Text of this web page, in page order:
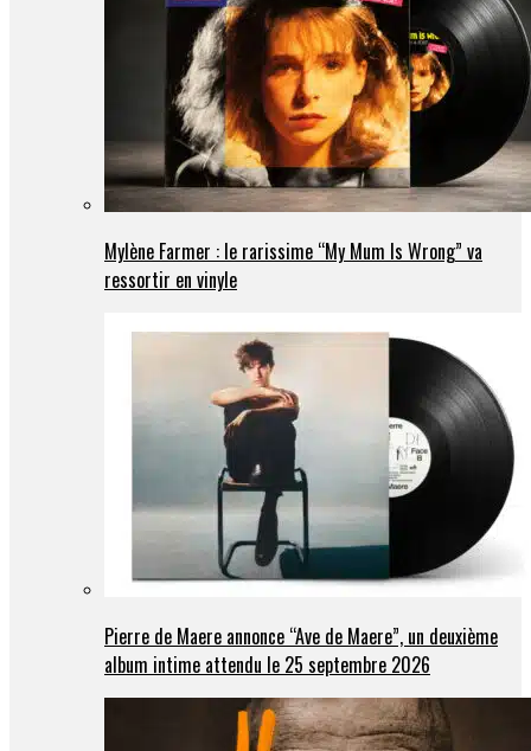
Mylène Farmer : le rarissime “My Mum Is Wrong” va
ressortir en vinyle
Pierre de Maere annonce “Ave de Maere”, un deuxième
album intime attendu le 25 septembre 2026